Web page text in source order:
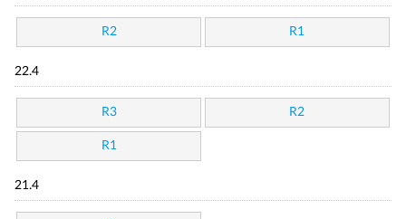
R2 R1
22.4
R3 R2
R1
21.4